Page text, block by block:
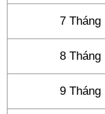
7 Tháng
8 Tháng
9 Tháng